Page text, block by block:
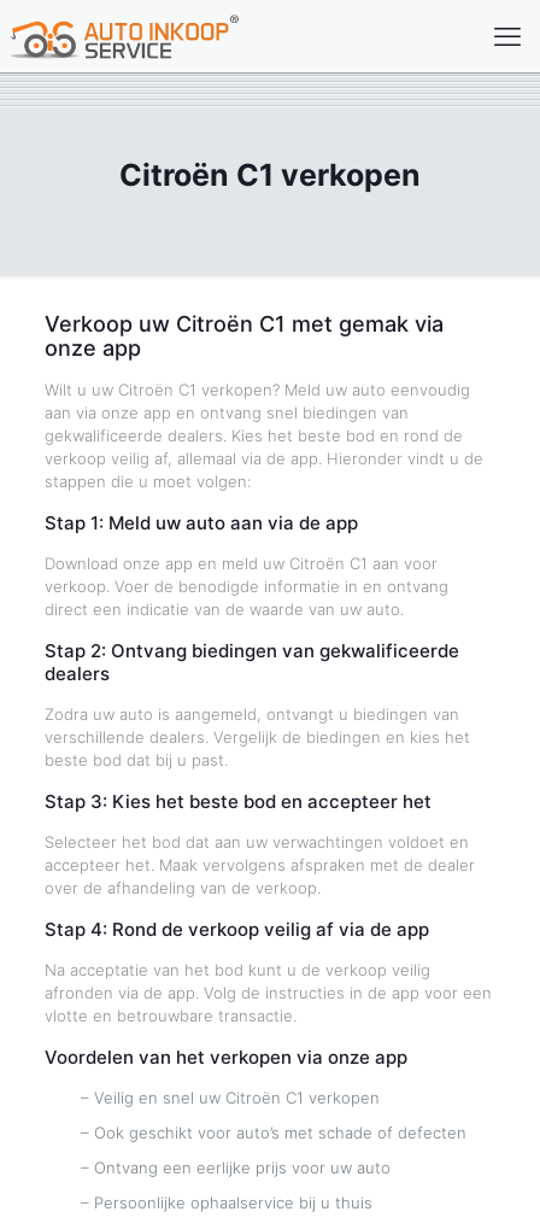
Citroën C1 verkopen
Verkoop uw Citroën C1 met gemak via
onze app
Wilt u uw Citroën C1 verkopen? Meld uw auto eenvoudig
aan via onze app en ontvang snel biedingen van
gekwalificeerde dealers. Kies het beste bod en rond de
verkoop veilig af, allemaal via de app. Hieronder vindt u de
stappen die u moet volgen:
Stap 1: Meld uw auto aan via de app
Download onze app en meld uw Citroën C1 aan voor
verkoop. Voer de benodigde informatie in en ontvang
direct een indicatie van de waarde van uw auto.
Stap 2: Ontvang biedingen van gekwalificeerde
dealers
Zodra uw auto is aangemeld, ontvangt u biedingen van
verschillende dealers. Vergelijk de biedingen en kies het
beste bod dat bij u past.
Stap 3: Kies het beste bod en accepteer het
Selecteer het bod dat aan uw verwachtingen voldoet en
accepteer het. Maak vervolgens afspraken met de dealer
over de afhandeling van de verkoop.
Stap 4: Rond de verkoop veilig af via de app
Na acceptatie van het bod kunt u de verkoop veilig
afronden via de app. Volg de instructies in de app voor een
vlotte en betrouwbare transactie.
Voordelen van het verkopen via onze app
– Veilig en snel uw Citroën C1 verkopen
– Ook geschikt voor auto’s met schade of defecten
– Ontvang een eerlijke prijs voor uw auto
– Persoonlijke ophaalservice bij u thuis